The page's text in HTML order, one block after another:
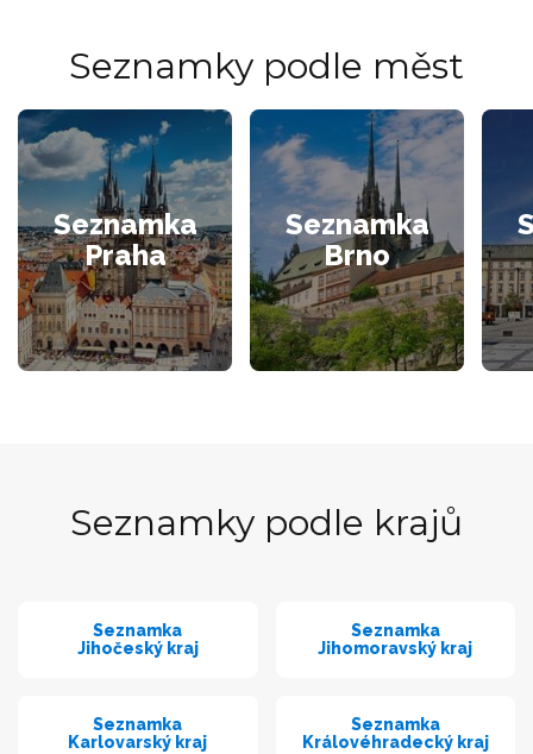
Seznamky podle měst
Seznamka
Praha
Seznamka
Brno
Seznamky podle krajů
Seznamka
Jihočeský kraj
Seznamka
Jihomoravský kraj
Seznamka
Karlovarský kraj
Seznamka
Královéhradecký kraj